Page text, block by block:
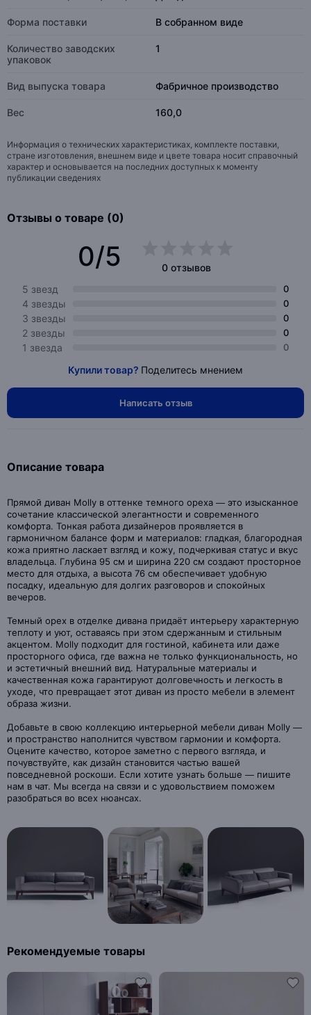
Форма поставки В собранном виде
Количество заводских
упаковок
1
Вид выпуска товара Фабричное производство
Вес 160,0
Информация о технических характеристиках, комплекте поставки,
стране изготовления, внешнем виде и цвете товара носит справочный
характер и основывается на последних доступных к моменту
публикации сведениях
Отзывы о товаре (0)
0/5
0 отзывов
5 звезд
0
4 звезды 0
3 звезды 0
2 звезды 0
1 звезда 0
Купили товар? Поделитесь мнением
Написать отзыв
Описание товара
Прямой диван Molly в оттенке темного ореха — это изысканное
сочетание классической элегантности и современного
комфорта. Тонкая работа дизайнеров проявляется в
гармоничном балансе форм и материалов: гладкая, благородная
кожа приятно ласкает взгляд и кожу, подчеркивая статус и вкус
владельца. Глубина 95 см и ширина 220 см создают просторное
место для отдыха, а высота 76 см обеспечивает удобную
посадку, идеальную для долгих разговоров и спокойных
вечеров.
Темный орех в отделке дивана придаёт интерьеру характерную
теплоту и уют, оставаясь при этом сдержанным и стильным
акцентом. Molly подходит для гостиной, кабинета или даже
просторного офиса, где важна не только функциональность, но
и эстетичный внешний вид. Натуральные материалы и
качественная кожа гарантируют долговечность и легкость в
уходе, что превращает этот диван из просто мебели в элемент
образа жизни.
Добавьте в свою коллекцию интерьерной мебели диван Molly —
и пространство наполнится чувством гармонии и комфорта.
Оцените качество, которое заметно с первого взгляда, и
почувствуйте, как дизайн становится частью вашей
повседневной роскоши. Если хотите узнать больше — пишите
нам в чат. Мы всегда на связи и с удовольствием поможем
разобраться во всех нюансах.
Рекомендуемые товары